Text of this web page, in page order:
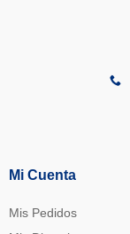
Mi Cuenta
Mis Pedidos